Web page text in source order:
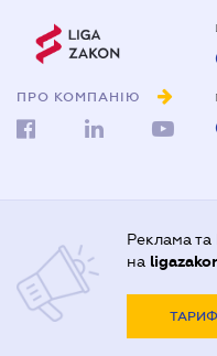
ПРО КОМПАНІЮ
Реклама та
на